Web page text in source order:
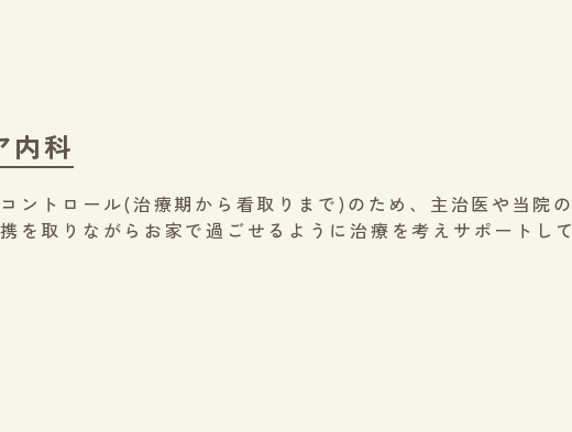
内科
ントロール(治療期から看取りまで)のため、主治医や当院
を取りながらお家で過ごせるように治療を考えサポートして